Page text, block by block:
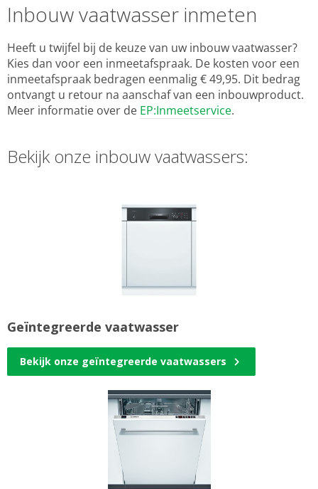
Inbouw vaatwasser inmeten
Heeft u twijfel bij de keuze van uw inbouw vaatwasser?
Kies dan voor een inmeetafspraak. De kosten voor een
inmeetafspraak bedragen eenmalig € 49,95. Dit bedrag
ontvangt u retour na aanschaf van een inbouwproduct.
Meer informatie over de EP:Inmeetservice.
Bekijk onze inbouw vaatwassers:
Geïntegreerde vaatwasser
Bekijk onze geïntegreerde vaatwassers